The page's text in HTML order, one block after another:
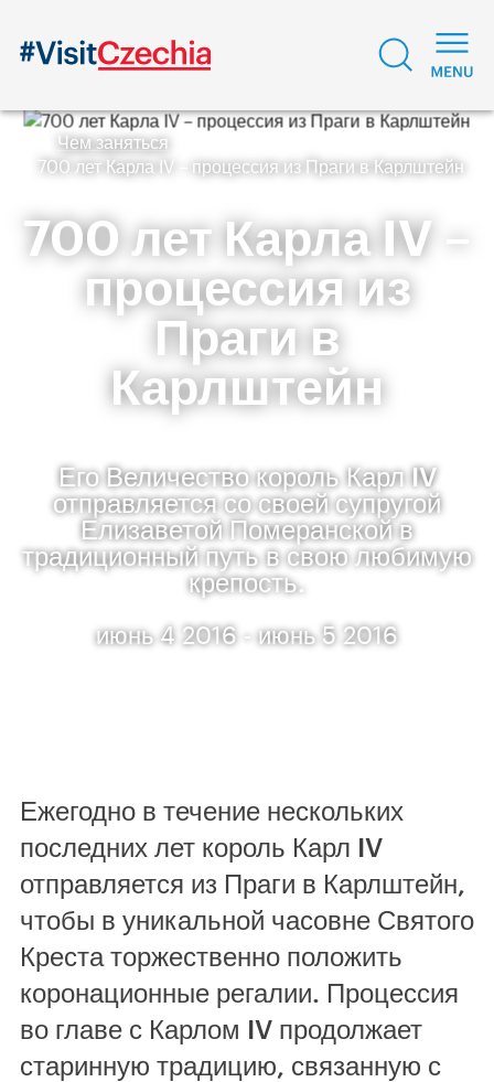
Чем заняться
700 лет Карла IV – процессия из Праги в Карлштейн
700 лет Карла IV –
процессия из
Праги в
Карлштейн
Его Величество король Карл IV
отправляется со своей супругой
Елизаветой Померанской в
традиционный путь в свою любимую
крепость.
июнь 4 2016 - июнь 5 2016
Ежегодно в течение нескольких
последних лет король Карл IV
отправляется из Праги в Карлштейн,
чтобы в уникальной часовне Святого
Креста торжественно положить
коронационные регалии. Процессия
во главе с Карлом IV продолжает
старинную традицию, связанную с